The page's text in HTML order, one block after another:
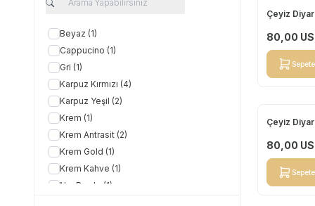
Beyaz (1)
Cappucino (1)
Gri (1)
Karpuz Kırmızı (4)
Karpuz Yeşil (2)
Krem (1)
Krem Antrasit (2)
Krem Gold (1)
Krem Kahve (1)
Nar Bordo (1)
Yeni
Çeyiz
80,00
Yeni
Çeyiz
80,00